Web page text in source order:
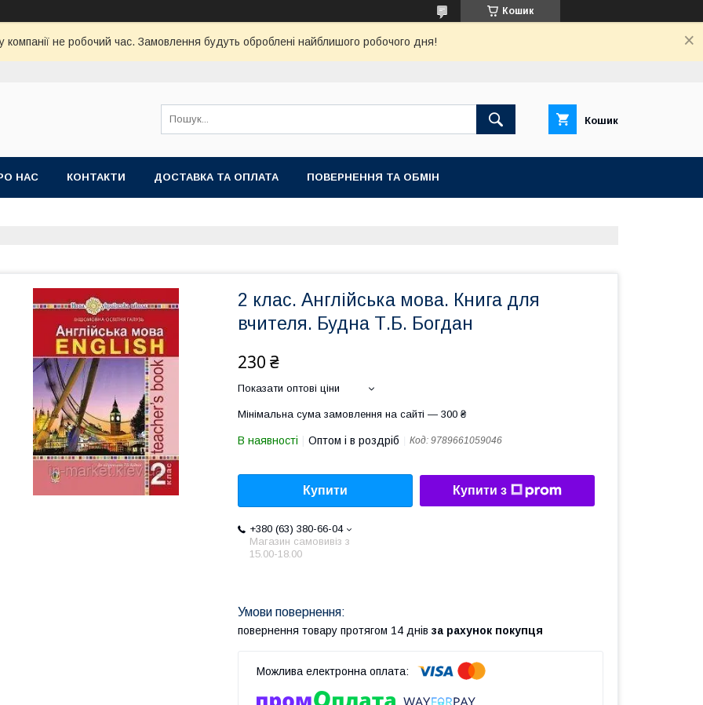
Кошик
компанії не робочий час. Замовлення будуть оброблені найблишого робочого дня!
Кошик
НАС КОНТАКТИ ДОСТАВКА ТА ОПЛАТА ПОВЕРНЕННЯ ТА ОБМІН
2 клас. Англійська мова. Книга для
вчителя. Будна Т.Б. Богдан
230 ₴
Показати оптові ціни
Мінімальна сума замовлення на сайті — 300 ₴
В наявності Оптом і в роздріб Код: 9789661059046
Купити Купити з
+380 (63) 380-66-04
Магазин самовивіз з
15.00-18.00
повернення товару протягом 14 днів за рахунок покупця